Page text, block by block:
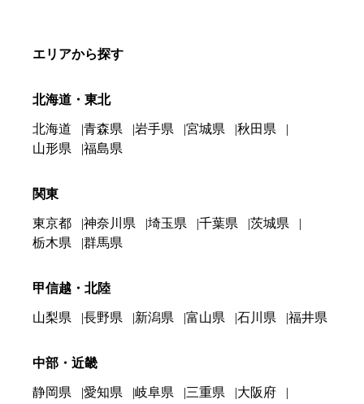
エリアから探す
北海道・東北
北海道 青森県 岩手県 宮城県
秋田県
山形県
福島県
関東
東京都 神奈川県 埼玉県 千葉県
茨城県
栃木県
群馬県
甲信越・北陸
山梨県 長野県 新潟県 富山県 石川県 福井県
中部・近畿
静岡県 愛知県 岐阜県 三重県
大阪府